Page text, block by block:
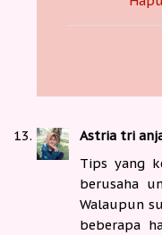
Astria tri
Tips yang
berusaha
Walaupun
beberapa